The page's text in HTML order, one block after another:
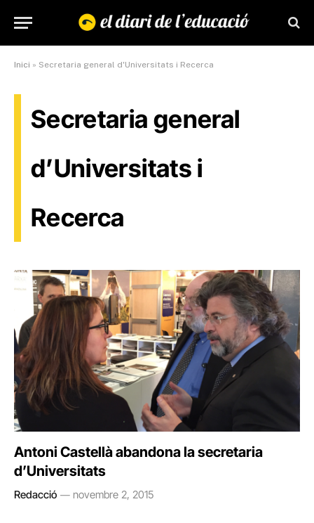
Inici » Secretaria general d'Universitats i Recerca
Secretaria general
d’Universitats i
Recerca
Antoni Castellà abandona la secretaria
d’Universitats
Redacció novembre 2, 2015